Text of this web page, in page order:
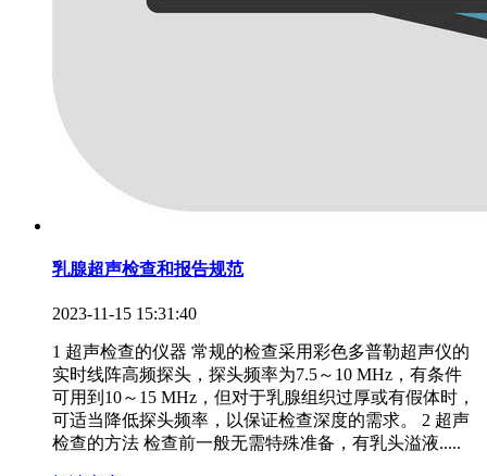
乳腺超声检查和报告规范
2023-11-15 15:31:40
1 超声检查的仪器 常规的检查采用彩色多普勒超声仪的
实时线阵高频探头，探头频率为7.5～10 MHz，有条件
可用到10～15 MHz，但对于乳腺组织过厚或有假体时，
可适当降低探头频率，以保证检查深度的需求。 2 超声
检查的方法 检查前一般无需特殊准备，有乳头溢液.....